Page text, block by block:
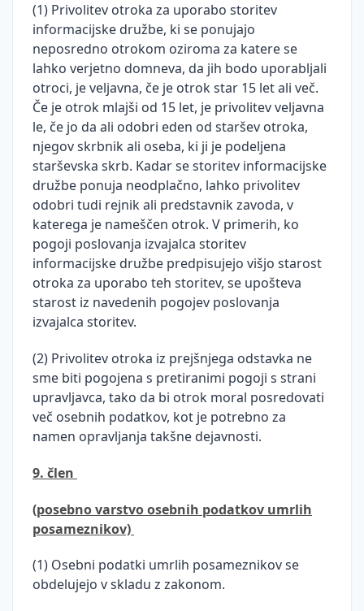
(1) Privolitev otroka za uporabo storitev
informacijske družbe, ki se ponujajo
neposredno otrokom oziroma za katere se
lahko verjetno domneva, da jih bodo uporabljali
otroci, je veljavna, če je otrok star 15 let ali več.
Če je otrok mlajši od 15 let, je privolitev veljavna
le, če jo da ali odobri eden od staršev otroka,
njegov skrbnik ali oseba, ki ji je podeljena
starševska skrb. Kadar se storitev informacijske
družbe ponuja neodplačno, lahko privolitev
odobri tudi rejnik ali predstavnik zavoda, v
katerega je nameščen otrok. V primerih, ko
pogoji poslovanja izvajalca storitev
informacijske družbe predpisujejo višjo starost
otroka za uporabo teh storitev, se upošteva
starost iz navedenih pogojev poslovanja
izvajalca storitev.
(2) Privolitev otroka iz prejšnjega odstavka ne
sme biti pogojena s pretiranimi pogoji s strani
upravljavca, tako da bi otrok moral posredovati
več osebnih podatkov, kot je potrebno za
namen opravljanja takšne dejavnosti.
9. člen
(posebno varstvo osebnih podatkov umrlih
posameznikov)
(1) Osebni podatki umrlih posameznikov se
obdelujejo v skladu z zakonom.